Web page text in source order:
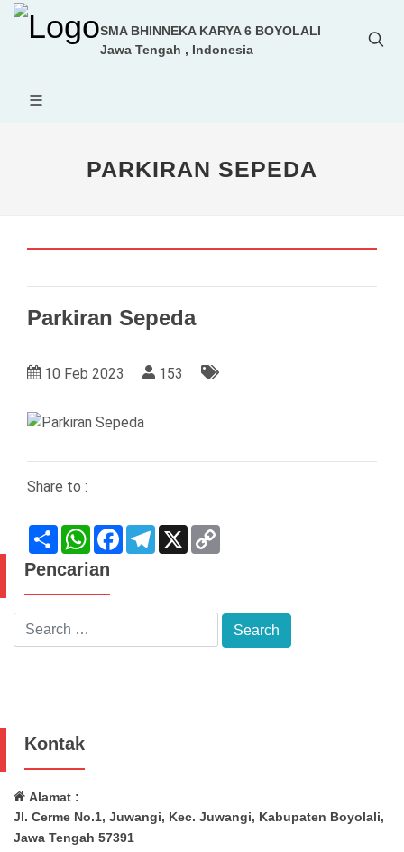
SMA BHINNEKA KARYA 6 BOYOLALI
Jawa Tengah , Indonesia
PARKIRAN SEPEDA
Parkiran Sepeda
10 Feb 2023 153
Share to :
Share WhatsAppFacebookTelegram
X
Pencarian
Kontak
Alamat :
Jl. Cerme No.1, Juwangi, Kec. Juwangi, Kabupaten Boyolali,
Jawa Tengah 57391